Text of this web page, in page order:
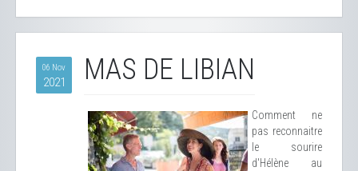
06 Nov
2021 MAS DE LIBIAN
Comment ne
pas reconnaitre
le sourire
d'Hélène au